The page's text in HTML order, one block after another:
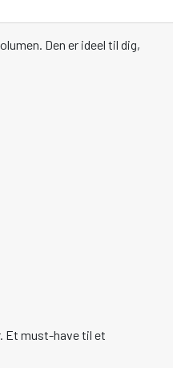
Den er ideel til dig,
Et must-have til et